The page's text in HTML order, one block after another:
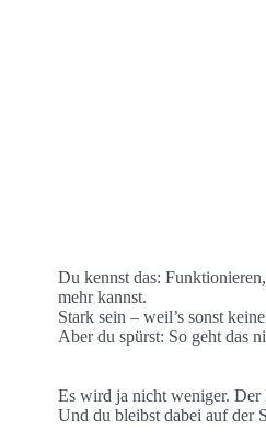
Du kennst das:
mehr kannst.
Stark sein – weil’s sonst
Aber du spürst: So geht das
Es wird ja nicht weniger. Der
Und du bleibst dabei auf der